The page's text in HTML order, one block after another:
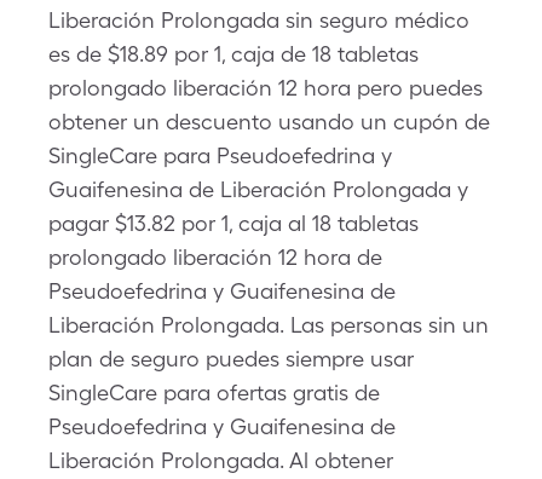
Liberación Prolongada sin seguro médico
es de $18.89 por 1, caja de 18 tabletas
prolongado liberación 12 hora pero puedes
obtener un descuento usando un cupón de
SingleCare para Pseudoefedrina y
Guaifenesina de Liberación Prolongada y
pagar $13.82 por 1, caja al 18 tabletas
prolongado liberación 12 hora de
Pseudoefedrina y Guaifenesina de
Liberación Prolongada. Las personas sin un
plan de seguro puedes siempre usar
SingleCare para ofertas gratis de
Pseudoefedrina y Guaifenesina de
Liberación Prolongada. Al obtener